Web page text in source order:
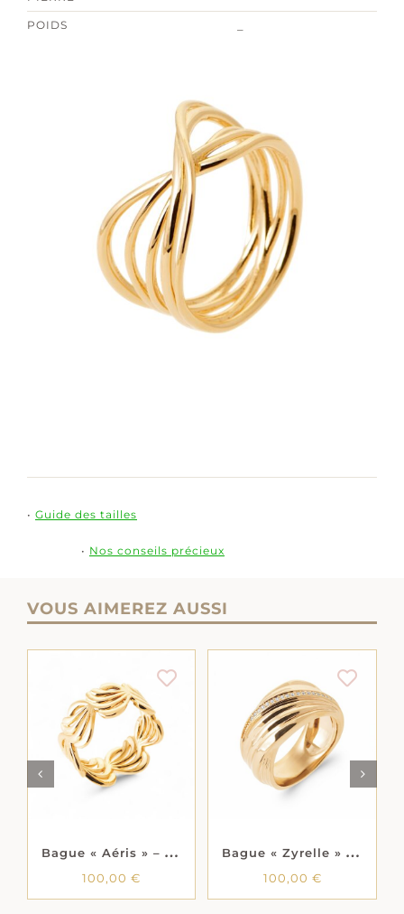
POIDS
• Guide des tailles
• Nos conseils précieux
VOUS AIMEREZ AUSSI
B
ague « Aéris » – Plaqué or
100,00€
CHOIX DES OPTIONS
CE
PRODUIT
A
PLUSIEURS
PEUVENT
ÊTRE
CHOISIES
SUR
LA
DÉTAILS
B
ague « Zyrelle » – Oxydes de zirconium – Plaqué or
100,00 €
CHOIX DES OPTIONS
CE
PRODUIT
A
PLUSIEURS
PEUVENT
ÊTRE
CHOISIES
SUR
LA
/ DÉTAILS